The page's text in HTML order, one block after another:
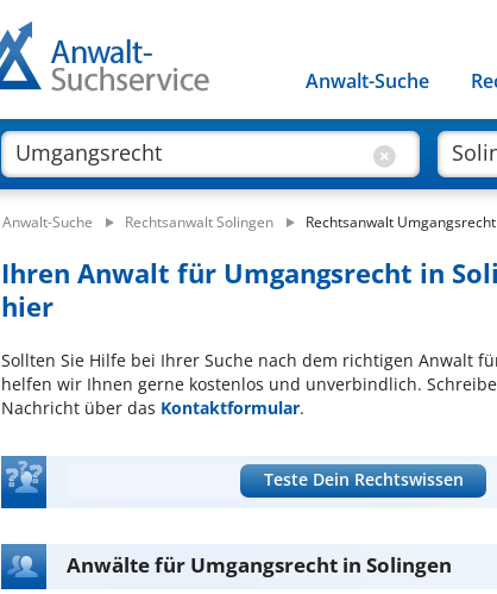
Anwalt-Suche
Anwalt-Suche Rechtsanwalt Solingen Rechtsanwalt
Ihren Anwalt für Umgangsrecht in
hier
Sollten Sie Hilfe bei Ihrer Suche nach dem richtigen Anwalt
helfen wir Ihnen gerne kostenlos und unverbindlich.
Nachricht über das Kontaktformular.
Teste Dein Rechtswissen
Anwälte für Umgangsrecht in Solingen